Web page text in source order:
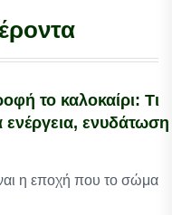
το καλοκαίρι: Τι
ενέργεια, ενυδάτωση
η εποχή που το σώμα